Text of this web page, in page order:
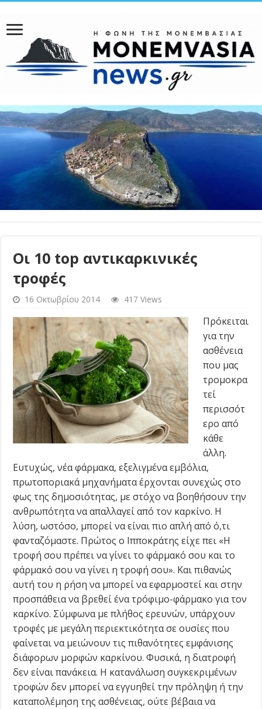
Οι 10 top αντικαρκινικές
τροφές
16 Οκτωβρίου 2014 417 Views
Πρόκειται
για την
ασθένεια
που μας
τρομοκρα
τεί
περισσότ
ερο από
κάθε
άλλη.
Ευτυχώς, νέα φάρμακα, εξελιγμένα εμβόλια,
πρωτοποριακά μηχανήματα έρχονται συνεχώς στο
φως της δημοσιότητας, με στόχο να βοηθήσουν την
ανθρωπότητα να απαλλαγεί από τον καρκίνο. Η
λύση, ωστόσο, μπορεί να είναι πιο απλή από ό,τι
φανταζόμαστε. Πρώτος ο Ιπποκράτης είχε πει «Η
τροφή σου πρέπει να γίνει το φάρμακό σου και το
φάρμακό σου να γίνει η τροφή σου». Και πιθανώς
αυτή του η ρήση να μπορεί να εφαρμοστεί και στην
προσπάθεια να βρεθεί ένα τρόφιμο-φάρμακο για τον
καρκίνο. Σύμφωνα με πλήθος ερευνών, υπάρχουν
τροφές με μεγάλη περιεκτικότητα σε ουσίες που
φαίνεται να μειώνουν τις πιθανότητες εμφάνισης
διάφορων μορφών καρκίνου. Φυσικά, η διατροφή
δεν είναι πανάκεια. Η κατανάλωση συγκεκριμένων
τροφών δεν μπορεί να εγγυηθεί την πρόληψη ή την
καταπολέμηση της ασθένειας, ούτε βέβαια να